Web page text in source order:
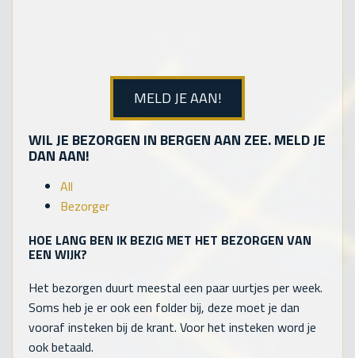
MELD JE AAN!
WIL JE BEZORGEN IN BERGEN AAN ZEE. MELD JE
DAN AAN!
All
Bezorger
HOE LANG BEN IK BEZIG MET HET BEZORGEN VAN
EEN WIJK?
Het bezorgen duurt meestal een paar uurtjes per week.
Soms heb je er ook een folder bij, deze moet je dan
vooraf insteken bij de krant. Voor het insteken word je
ook betaald.